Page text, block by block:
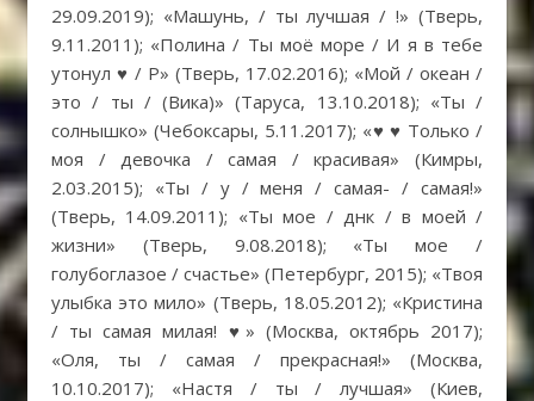
29.09.2019); «Машунь, / ты лучшая / !» (Тверь,
9.11.2011); «Полина / Ты моё море / И я в тебе
утонул ♥ / Р» (Тверь, 17.02.2016); «Мой / океан /
это / ты / (Вика)» (Таруса, 13.10.2018); «Ты /
солнышко» (Чебоксары, 5.11.2017); «♥ ♥ Только /
моя / девочка / самая / красивая» (Кимры,
2.03.2015); «Ты / у / меня / самая- / самая!»
(Тверь, 14.09.2011); «Ты мое / днк / в моей /
жизни» (Тверь, 9.08.2018); «Ты мое /
голубоглазое / счастье» (Петербург, 2015); «Твоя
улыбка это мило» (Тверь, 18.05.2012); «Кристина
/ ты самая милая! ♥» (Москва, октябрь 2017);
«Оля, ты / самая / прекрасная!» (Москва,
10.10.2017); «Настя / ты / лучшая» (Киев,